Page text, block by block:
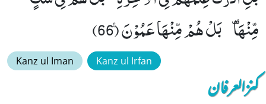
مِّنْهَا -بَلْ هُمْ مِّنْهَا عَمُوْنَ۠ (66)
Kanz ul Iman Kanz ul Irfan
کنزالعرفان